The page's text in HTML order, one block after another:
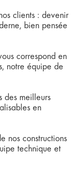
clients : devenir
bien pensée
correspond en
notre équipe de
des meilleurs
en
nos constructions
technique et